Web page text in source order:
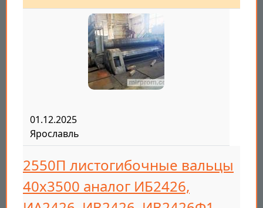
01.12.2025
Ярославль
2550П листогибочные вальцы
40х3500 аналог ИБ2426,